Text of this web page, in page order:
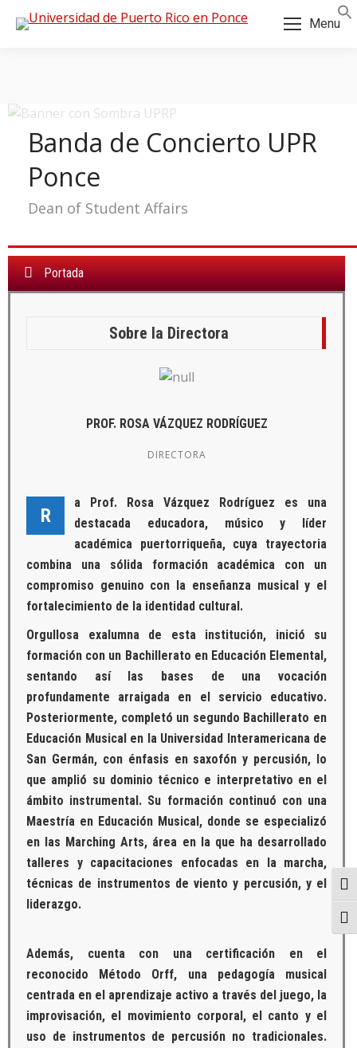
Menu
Banda de Concierto UPR
Ponce
Dean of Student Affairs
Portada
Sobre la Directora
PROF. ROSA VÁZQUEZ RODRÍGUEZ
DIRECTORA
R
a Prof. Rosa Vázquez Rodríguez es una
destacada educadora, músico y líder
académica puertorriqueña, cuya trayectoria
combina una sólida formación académica con un
compromiso genuino con la enseñanza musical y el
fortalecimiento de la identidad cultural.
Orgullosa exalumna de esta institución, inició su
formación con un Bachillerato en Educación Elemental,
sentando así las bases de una vocación
profundamente arraigada en el servicio educativo.
Posteriormente, completó un segundo Bachillerato en
Educación Musical en la Universidad Interamericana de
San Germán, con énfasis en saxofón y percusión, lo
que amplió su dominio técnico e interpretativo en el
ámbito instrumental. Su formación continuó con una
Maestría en Educación Musical, donde se especializó
en las Marching Arts, área en la que ha desarrollado
talleres y capacitaciones enfocadas en la marcha,
técnicas de instrumentos de viento y percusión, y el
liderazgo.
Además, cuenta con una certificación en el
reconocido Método Orff, una pedagogía musical
centrada en el aprendizaje activo a través del juego, la
improvisación, el movimiento corporal, el canto y el
uso de instrumentos de percusión no tradicionales.